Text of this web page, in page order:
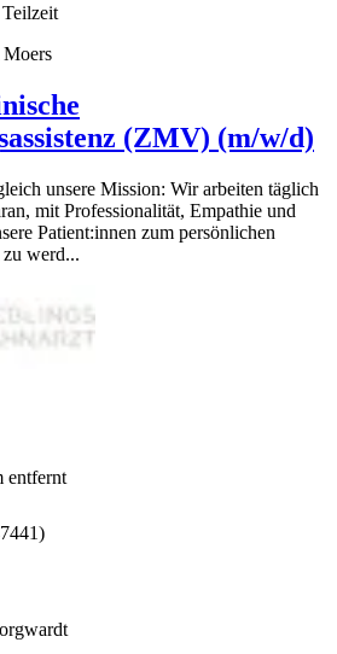
(ZMV) (m/w/d)
unsere Mission: Wir arbeiten täglich
mit Professionalität, Empathie und
Patient:innen zum persönlichen
werd...
entfernt
)